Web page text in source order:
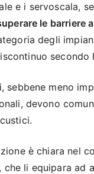
e i servoscala,
le barriere
degli
secondo
sebbene meno
devono
è chiara nel
che li equipara ad